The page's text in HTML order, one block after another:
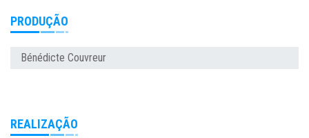
PRODUÇÃO
Bénédicte Couvreur
REALIZAÇÃO